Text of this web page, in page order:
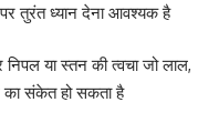
पर तुरंत ध्यान देना आवश्यक है
या स्तन की त्वचा जो लाल,
का संकेत हो सकता है